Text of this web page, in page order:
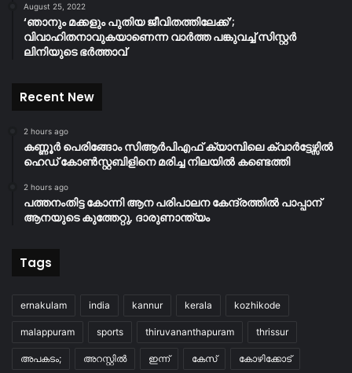
August 25, 2022
‘ഞാനും മക്കളും പുതിയ ജീവിതത്തിലേക്ക്’;
വിവാഹിതനാവുകയാണെന്ന വാർത്ത പങ്കുവച്ച് സിസ്റ്റർ
ലിനിയുടെ ഭർത്താവ്
Recent New
2 hours ago
കണ്ണൂർ പെരിങ്ങോം സിആർപിഎഫ് ക്യാമ്പിലെ ക്വാർട്ടേഴ്സിൽ
ഹെഡ് കോൺസ്റ്റബിളിനെ മരിച്ച നിലയിൽ കണ്ടെത്തി
2 hours ago
പത്തനംതിട്ട കോന്നി ആന പരിപാലന കേന്ദ്രത്തിൽ പാപ്പാന്
ആനയുടെ കുത്തേറ്റു, ദാരുണാന്ത്യം
Tags
ernakulam india kannur kerala kozhikode
malappuram sports thiruvananthapuram thrissur
അപകടം; അറസ്റ്റിൽ ഇന്ന് കേസ് കോഴിക്കോട്